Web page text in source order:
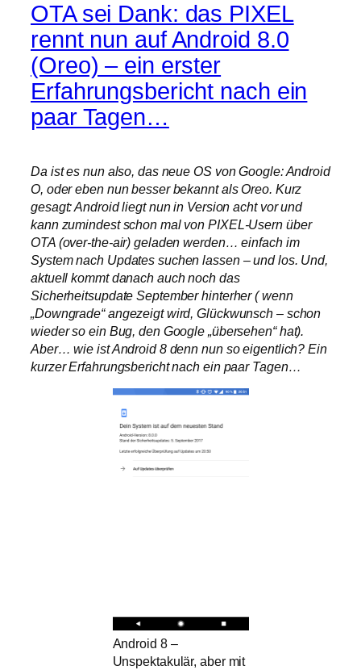
OTA sei Dank: das PIXEL
rennt nun auf Android 8.0
(Oreo) – ein erster
Erfahrungsbericht nach ein
paar Tagen…
Da ist es nun also, das neue OS von Google: Android
O, oder eben nun besser bekannt als Oreo. Kurz
gesagt: Android liegt nun in Version acht vor und
kann zumindest schon mal von PIXEL-Usern über
OTA (over-the-air) geladen werden… einfach im
System nach Updates suchen lassen – und los. Und,
aktuell kommt danach auch noch das
Sicherheitsupdate September hinterher ( wenn
„Downgrade“ angezeigt wird, Glückwunsch – schon
wieder so ein Bug, den Google „übersehen“ hat).
Aber… wie ist Android 8 denn nun so eigentlich? Ein
kurzer Erfahrungsbericht nach ein paar Tagen…
Android 8 –
Unspektakulär, aber mit